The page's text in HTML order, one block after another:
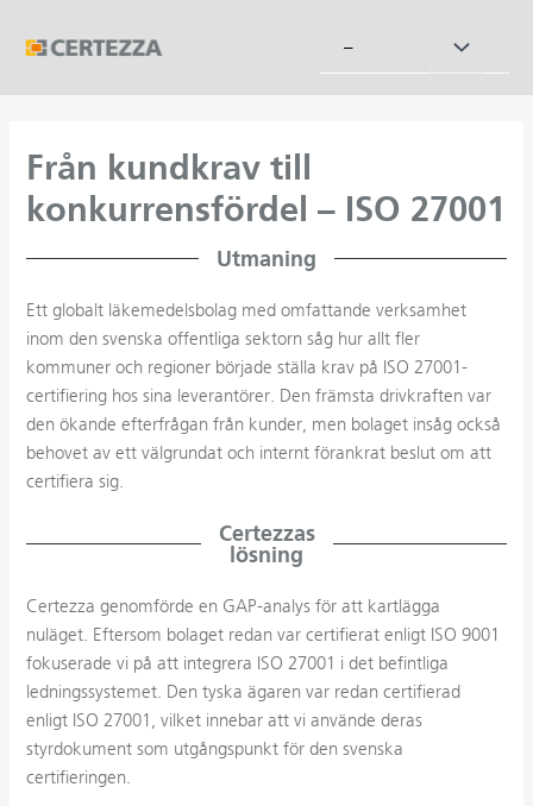
– Slå
Från kundkrav till
konkurrensfördel – ISO 27001
Utmaning
Ett globalt läkemedelsbolag med omfattande verksamhet
inom den svenska offentliga sektorn såg hur allt fler
kommuner och regioner började ställa krav på ISO 27001-
certifiering hos sina leverantörer. Den främsta drivkraften var
den ökande efterfrågan från kunder, men bolaget insåg också
behovet av ett välgrundat och internt förankrat beslut om att
certifiera sig.
Certezzas
lösning
Certezza genomförde en GAP-analys för att kartlägga
nuläget. Eftersom bolaget redan var certifierat enligt ISO 9001
fokuserade vi på att integrera ISO 27001 i det befintliga
ledningssystemet. Den tyska ägaren var redan certifierad
enligt ISO 27001, vilket innebar att vi använde deras
styrdokument som utgångspunkt för den svenska
certifieringen.